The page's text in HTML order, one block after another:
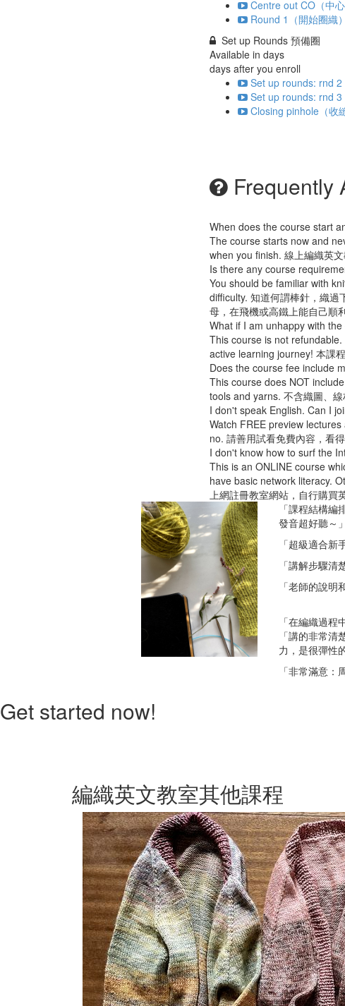
Centre out CO（中
Round 1（開始圈織
Set up Rounds 預備圈
Available in days
days after you enroll
Set up rounds: rnd
Set up rounds: rnd
Closing pinhole（收
Frequently
When does the course start
The course starts now and
when you finish. 線上編織英
Is there any course
You should be familiar with
difficulty. 知道何謂棒針，織
母，在飛機或高鐵上能自己順
What if I am unhappy with
This course is not
active learning journey! 本課
Does the course fee include
This course does NOT
tools and yarns. 不含織圖、線
I don't speak English. Can I
Watch FREE preview
no. 請善用試看免費內容，看
I don't know how to surf the
This is an ONLINE course
have basic network literacy.
上網註冊教室網站，自行購買
「課程結構
發音超好聽～」
「超級適合
「講解步驟清
「老師的說
「在編織過
「講的非常
力，是很彈性
「非常滿意：
Get started now!
編織英文教室其他課程